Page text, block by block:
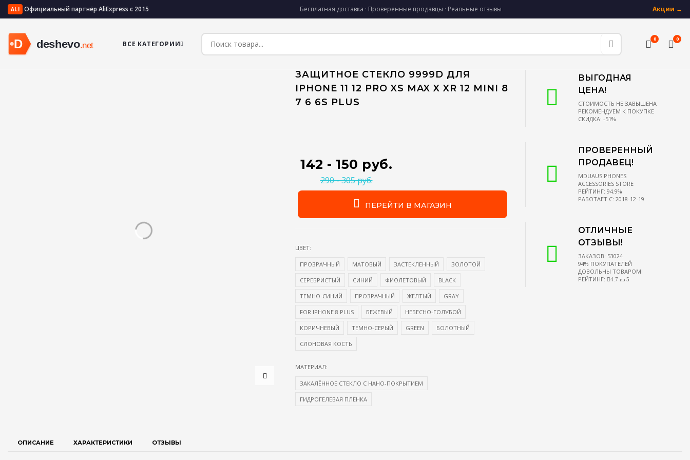
ALI Официальный партнёр AliExpress с 2015 Бесплатная доставка · Проверенные продавцы · Реальные отзывы Акции →
ВСЕ КАТЕГОРИИ
0 0
ЗАЩИТНОЕ СТЕКЛО 9999D ДЛЯ
IPHONE 11 12 PRO XS MAX X XR 12 MINI 8
7 6 6S PLUS
142 - 150 руб.
290 - 305 руб.
ПЕРЕЙТИ В МАГАЗИН
ЦВЕТ:
ПРОЗРАЧНЫЙ МАТОВЫЙ ЗАСТЕКЛЕННЫЙ ЗОЛОТОЙ
СЕРЕБРИСТЫЙ СИНИЙ ФИОЛЕТОВЫЙ BLACK
ТЕМНО-СИНИЙ ПРОЗРАЧНЫЙ ЖЕЛТЫЙ GRAY
FOR IPHONE 8 PLUS БЕЖЕВЫЙ НЕБЕСНО-ГОЛУБОЙ
КОРИЧНЕВЫЙ ТЕМНО-СЕРЫЙ GREEN БОЛОТНЫЙ
СЛОНОВАЯ КОСТЬ
МАТЕРИАЛ:
ЗАКАЛЁННОЕ СТЕКЛО С НАНО-ПОКРЫТИЕМ
ГИДРОГЕЛЕВАЯ ПЛЁНКА
ВЫГОДНАЯ
ЦЕНА!
СТОИМОСТЬ НЕ ЗАВЫШЕНА
РЕКОМЕНДУЕМ К ПОКУПКЕ
СКИДКА: -51%
ПРОВЕРЕННЫЙ
ПРОДАВЕЦ!
MDUAUS PHONES
ACCESSORIES STORE
РЕЙТИНГ: 94.9%
РАБОТАЕТ С: 2018-12-19
ОТЛИЧНЫЕ
ОТЗЫВЫ!
ЗАКАЗОВ: 53024
94% ПОКУПАТЕЛЕЙ
ДОВОЛЬНЫ ТОВАРОМ!
РЕЙТИНГ:
4.7 из 5
ОПИСАНИЕ ХАРАКТЕРИСТИКИ ОТЗЫВЫ